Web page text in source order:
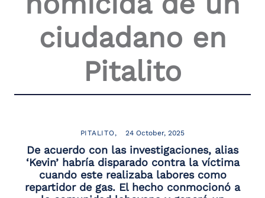
ciudadano en
Pitalito
PITALITO 24 October, 2025
De acuerdo con las investigaciones, alias
‘Kevin’ habría disparado contra la víctima
cuando este realizaba labores como
repartidor de gas. El hecho conmocionó a